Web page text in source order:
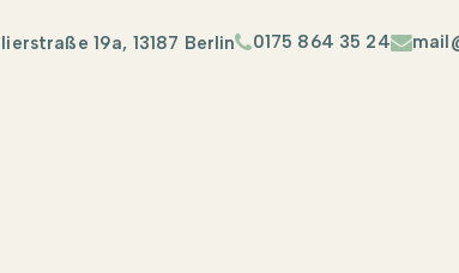
19a, 13187 Berlin 0175 864 35 24